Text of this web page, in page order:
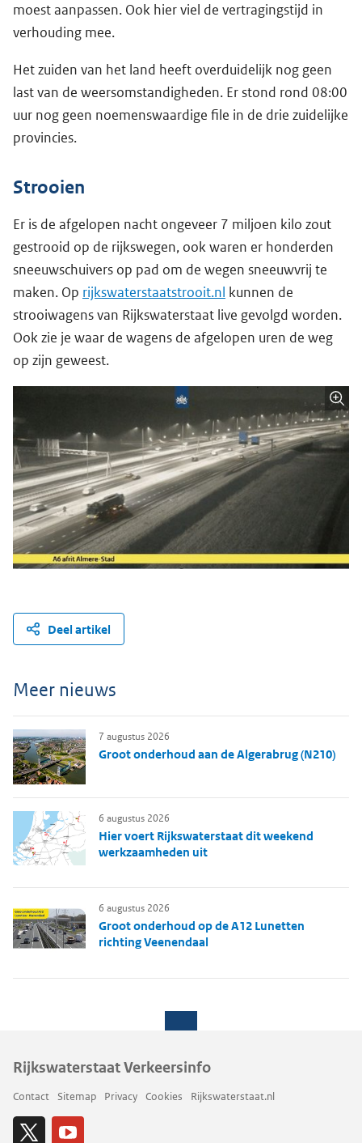
moest aanpassen. Ook hier viel de vertragingstijd in
verhouding mee.
Het zuiden van het land heeft overduidelijk nog geen
last van de weersomstandigheden. Er stond rond 08:00
uur nog geen noemenswaardige file in de drie zuidelijke
provincies.
Strooien
Er is de afgelopen nacht ongeveer 7 miljoen kilo zout
gestrooid op de rijkswegen, ook waren er honderden
sneeuwschuivers op pad om de wegen sneeuwvrij te
maken. Op rijkswaterstaatstrooit.nl kunnen de
strooiwagens van Rijkswaterstaat live gevolgd worden.
Ook zie je waar de wagens de afgelopen uren de weg
op zijn geweest.
Deel artikel
Meer nieuws
Groot onderhoud aan de Algerabrug (N210)
7 augustus 2026
Hier voert Rijkswaterstaat dit weekend
werkzaamheden uit
6 augustus 2026
Groot onderhoud op de A12 Lunetten
richting Veenendaal
6 augustus 2026
Rijkswaterstaat Verkeersinfo
Contact Sitemap Privacy Cookies Rijkswaterstaat.nl